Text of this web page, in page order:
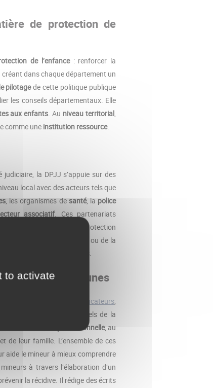
de protection de
de l’enfance: renforcer la
dans chaque département un
pilotagede cette politique publique
les conseils départementaux. Elle
aux enfants. Au niveau territorial,
comme une institution ressource.
la DPJJ s’appuie sur des
local avec des acteurs tels que
, les organismes desanté, lapolice
associatif. Ces partenariats
des mineurs sous protection
du sport, de la gastronomie ou de la
de soi et des autres.
service des jeunes
éducateurs,
cuisiniers et professionnels de la
sociale et professionnelle, au
de leur famille. L’ensemble de ces
aide le mineur à mieux comprendre
à travers l’élaboration d’un
la récidive. Il rédige des écrits
to activate